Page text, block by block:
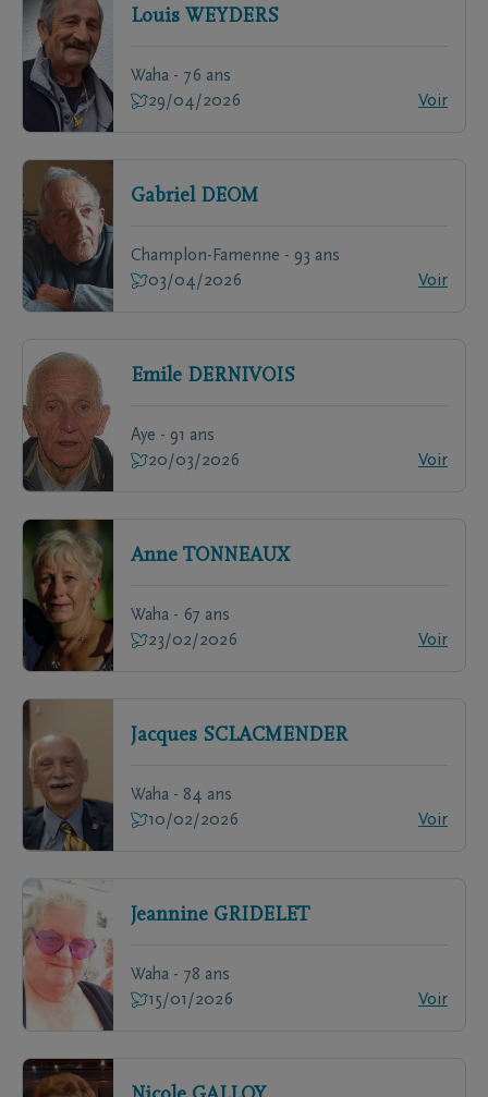
Louis WEYDERS
Waha - 76 ans
29/04/2026
Voir
Gabriel DEOM
Champlon-Famenne - 93 ans
03/04/2026
Voir
Emile DERNIVOIS
Aye - 91 ans
20/03/2026
Voir
Anne TONNEAUX
Waha - 67 ans
23/02/2026
Voir
Jacques SCLACMENDER
Waha - 84 ans
10/02/2026
Voir
Jeannine GRIDELET
Waha - 78 ans
15/01/2026
Voir